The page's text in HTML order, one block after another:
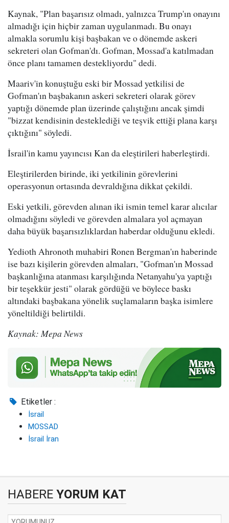
Kaynak, "Plan başarısız olmadı, yalnızca Trump'ın onayını
almadığı için hiçbir zaman uygulanmadı. Bu onayı
almakla sorumlu kişi başbakan ve o dönemde askeri
sekreteri olan Gofman'dı. Gofman, Mossad'a katılmadan
önce planı tamamen destekliyordu" dedi.
Maariv'in konuştuğu eski bir Mossad yetkilisi de
Gofman'ın başbakanın askeri sekreteri olarak görev
yaptığı dönemde plan üzerinde çalıştığını ancak şimdi
"bizzat kendisinin desteklediği ve teşvik ettiği plana karşı
çıktığını" söyledi.
İsrail'in kamu yayıncısı Kan da eleştirileri haberleştirdi.
Eleştirilerden birinde, iki yetkilinin görevlerini
operasyonun ortasında devraldığına dikkat çekildi.
Eski yetkili, görevden alınan iki ismin temel karar alıcılar
olmadığını söyledi ve görevden almalara yol açmayan
daha büyük başarısızlıklardan haberdar olduğunu ekledi.
Yedioth Ahronoth muhabiri Ronen Bergman'ın haberinde
ise bazı kişilerin görevden almaları, "Gofman'ın Mossad
başkanlığına atanması karşılığında Netanyahu'ya yaptığı
bir teşekkür jesti" olarak gördüğü ve böylece baskı
altındaki başbakana yönelik suçlamaların başka isimlere
yöneltildiği belirtildi.
Kaynak: Mepa News
Etiketler :
İsrail
MOSSAD
İsrail İran
HABERE YORUM KAT